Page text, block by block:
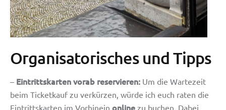
Organisatorisches und Tipps
– Eintrittskarten vorab reservieren: Um die Wartezeit
beim Ticketkauf zu verkürzen, würde ich euch raten die
Eintrittskarten im Vorhinein online zu buchen. Dabei